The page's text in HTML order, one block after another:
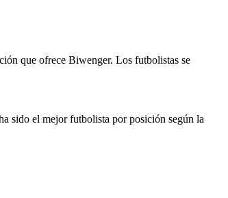
que ofrece Biwenger. Los futbolistas se
sido el mejor futbolista por posición según la